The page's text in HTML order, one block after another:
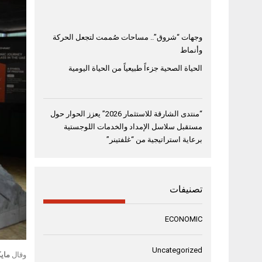
وقال
وجهات “شروق”.. مساحات صُممت لتجعل الحركة
وأنماط
الحياة الصحية جزءاً طبيعياً من الحياة اليومية
“منتدى الشارقة للاستثمار 2026” يعزز الحوار حول
مستقبل سلاسل الإمداد والخدمات اللوجستية
برعاية استراتيجية من “غلفتينر”
تصنيفات
ECONOMIC
Uncategorized